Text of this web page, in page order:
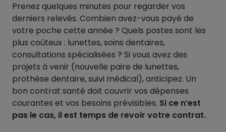
Prenez quelques minutes pour regarder vos
derniers relevés. Combien avez-vous payé de
votre poche cette année ? Quels postes sont les
plus coûteux : lunettes, soins dentaires,
consultations spécialisées ? Si vous avez des
projets à venir (nouvelle paire de lunettes,
prothèse dentaire, suivi médical), anticipez. Un
bon contrat santé doit couvrir vos dépenses
courantes et vos besoins prévisibles. Si ce n’est
pas le cas, il est temps de revoir votre contrat.